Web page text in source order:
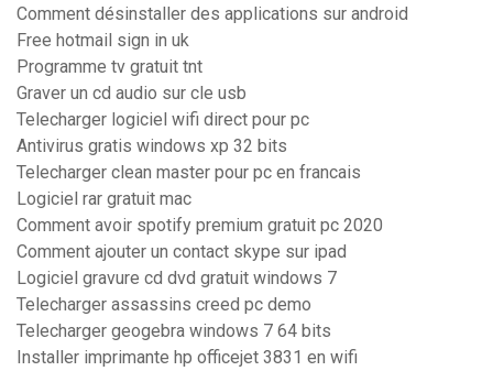
Comment désinstaller des applications sur android
Free hotmail sign in uk
Programme tv gratuit tnt
Graver un cd audio sur cle usb
Telecharger logiciel wifi direct pour pc
Antivirus gratis windows xp 32 bits
Telecharger clean master pour pc en francais
Logiciel rar gratuit mac
Comment avoir spotify premium gratuit pc 2020
Comment ajouter un contact skype sur ipad
Logiciel gravure cd dvd gratuit windows 7
Telecharger assassins creed pc demo
Telecharger geogebra windows 7 64 bits
Installer imprimante hp officejet 3831 en wifi